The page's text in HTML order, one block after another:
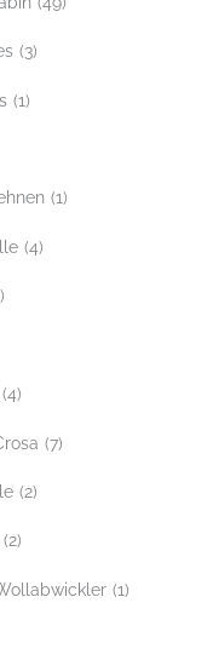
(3)
(1)
(1)
(4)
(4)
(7)
(2)
(2)
(1)